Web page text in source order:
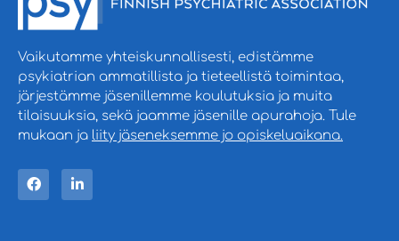
Vaikutamme yhteiskunnallisesti, edistämme
psykiatrian ammatillista ja tieteellistä toimintaa,
järjestämme jäsenillemme koulutuksia ja muita
tilaisuuksia, sekä jaamme jäsenille apurahoja. Tule
mukaan ja liity jäseneksemme jo opiskeluaikana.